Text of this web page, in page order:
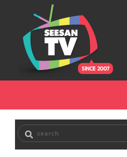
Register
Login
Forgot Password
FAQ